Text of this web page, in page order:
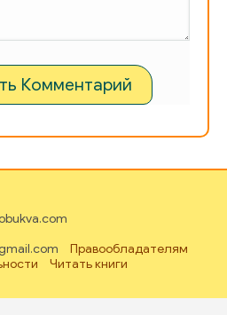
Комментарий
Правообладателям
Читать книги